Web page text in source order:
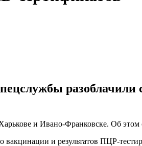
и Ивано-Франковске. Об этом
и результатов ПЦР-